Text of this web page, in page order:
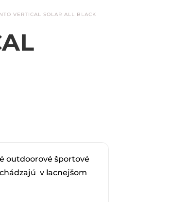
VERTICAL SOLAR ALL BLACK
outdoorové športové
v lacnejšom